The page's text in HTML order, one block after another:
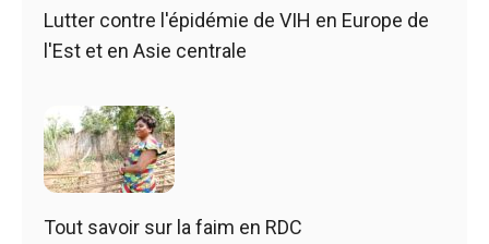
Lutter contre l'épidémie de VIH en Europe de
l'Est et en Asie centrale
Tout savoir sur la faim en RDC